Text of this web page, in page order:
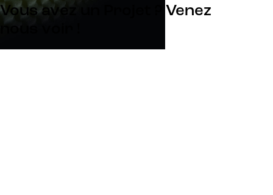
Vous avez un
Venez